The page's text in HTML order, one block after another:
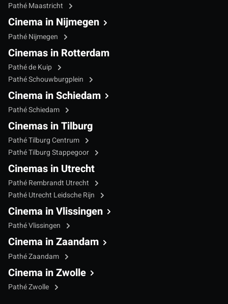
Pathé Maastricht
Cinema in Nijmegen
Pathé Nijmegen
Cinemas in Rotterdam
Pathé de Kuip
Pathé Schouwburgplein
Cinema in Schiedam
Pathé Schiedam
Cinemas in Tilburg
Pathé Tilburg Centrum
Pathé Tilburg Stappegoor
Cinemas in Utrecht
Pathé Rembrandt Utrecht
Pathé Utrecht Leidsche Rijn
Cinema in Vlissingen
Pathé Vlissingen
Cinema in Zaandam
Pathé Zaandam
Cinema in Zwolle
Pathé Zwolle